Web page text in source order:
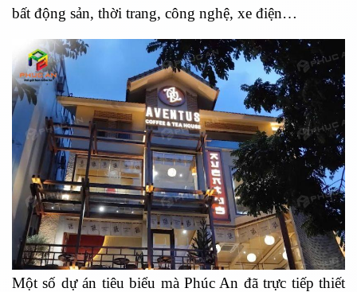
bất động sản, thời trang, công nghệ, xe điện…
Một số dự án tiêu biểu mà Phúc An đã trực tiếp thiết